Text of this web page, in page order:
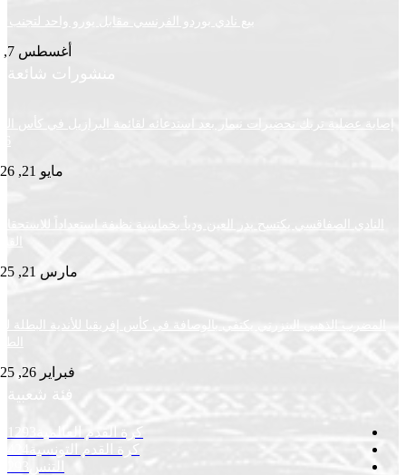
بيع نادي بوردو الفرنسي مقابل يورو واحد لتجنب الإغلاق
أغسطس 7, 2026
منشورات شائعة
تربك تحضيرات نيمار بعد استدعائه لقائمة البرازيل في كأس العالم
الصفاقسي يكتسح بدر العين ودياً بخماسية نظيفة استعداداً للاستحقاقات
الذهبي البنزرتي يكتفي بالوصافة في كأس إفريقيا للأندية البطلة لكرة
فئة شعبية
كرة القدم العالمية
1293
كرة القدم التونسية
424